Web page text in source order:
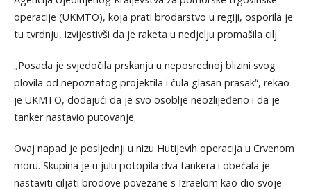
operacije (UKMTO), koja prati brodarstvo u regiji, osporila je
tu tvrdnju, izvijestivši da je raketa u nedjelju promašila cilj.
„Posada je svjedočila prskanju u neposrednoj blizini svog
plovila od nepoznatog projektila i čula glasan prasak“, rekao
je UKMTO, dodajući da je svo osoblje neozlijeđeno i da je
tanker nastavio putovanje.
Ovaj napad je posljednji u nizu Hutijevih operacija u Crvenom
moru. Skupina je u julu potopila dva tankera i obećala je
nastaviti ciljati brodove povezane s Izraelom kao dio svoje